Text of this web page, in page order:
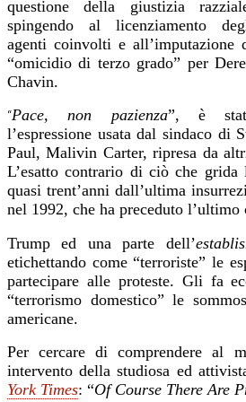
questione della giustizia
spingendo al licenziamento
agenti coinvolti e all’imputazione
“omicidio di terzo grado” per
Chavin.
“Pace, non pazienza”, è
l’espressione usata dal sindaco di
Paul, Malivin Carter, ripresa da
L’esatto contrario di ciò che
quasi trent’anni dall’ultima
nel 1992, che ha preceduto
Trump ed una parte dell’
etichettando come “terroriste” le
partecipare alle proteste. Gli fa
“terrorismo domestico” le
americane.
Per cercare di comprendere al
intervento della studiosa ed
York Times: “Of Course There Are